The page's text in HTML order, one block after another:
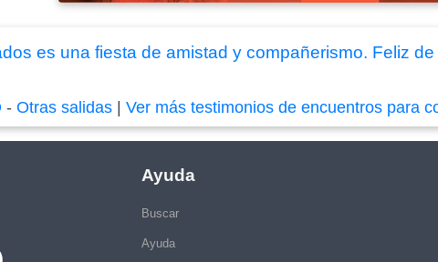
es una fiesta de amistad y compañerismo. Feliz
-Otras salidas |Ver más testimonios de encuentros para
Ayuda
Buscar
Ayuda